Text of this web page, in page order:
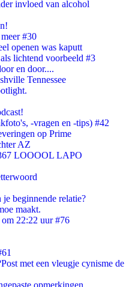
invloed van alcohol
#30
openen was kaputt
lichtend voorbeeld #3
en door....
Tennessee
-vragen en -tips) #42
op Prime
AZ
LOOOOL LAPO
beginnende relatie?
maakt.
22:22 uur #76
met een vleugje cynisme de
opmerkingen